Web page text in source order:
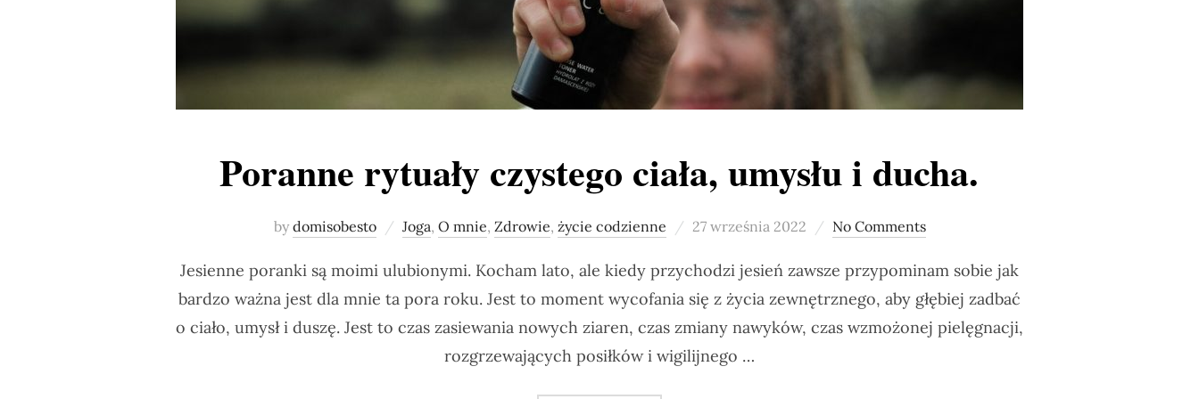
Poranne rytuały czystego ciała, umysłu i ducha.
bydomisobesto Joga, O mnie, Zdrowie, życie codzienne
Posted
27 września 2022 No Comments
Jesienne poranki są moimi ulubionymi. Kocham lato, ale kiedy przychodzi jesień zawsze przypominam sobie jak
bardzo ważna jest dla mnie ta pora roku. Jest to moment wycofania się z życia zewnętrznego, aby głębiej zadbać
o ciało, umysł i duszę. Jest to czas zasiewania nowych ziaren, czas zmiany nawyków, czas wzmożonej pielęgnacji,
rozgrzewających posiłków i wigilijnego …